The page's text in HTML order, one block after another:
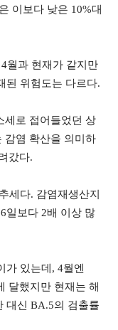
이보다 낮은 10%대
월과 현재가 같지만
된 위험도는 다르다.
세로 접어들었던 상
감염 확산을 의미하
갔다.
세다. 감염재생산지
일보다 2배 이상 많
가 있는데, 4월엔
달했지만 현재는 해
대신 BA.5의 검출률